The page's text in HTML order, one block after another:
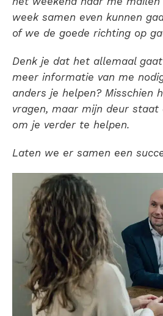
week samen even kunnen
of we de goede richting op
Denk je dat het allemaal
meer informatie van me
anders je helpen? Misschien
vragen, maar mijn deur staat
om je verder te helpen.
Laten we er samen een